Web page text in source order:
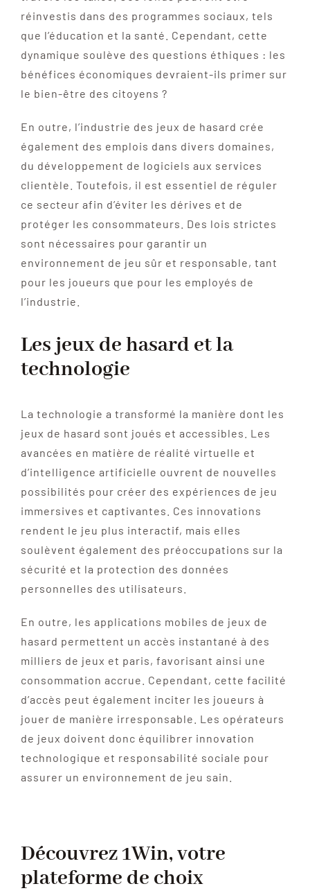
réinvestis dans des programmes sociaux, tels
que l’éducation et la santé. Cependant, cette
dynamique soulève des questions éthiques : les
bénéfices économiques devraient-ils primer sur
le bien-être des citoyens ?
En outre, l’industrie des jeux de hasard crée
également des emplois dans divers domaines,
du développement de logiciels aux services
clientèle. Toutefois, il est essentiel de réguler
ce secteur afin d’éviter les dérives et de
protéger les consommateurs. Des lois strictes
sont nécessaires pour garantir un
environnement de jeu sûr et responsable, tant
pour les joueurs que pour les employés de
l’industrie.
Les jeux de hasard et la
technologie
La technologie a transformé la manière dont les
jeux de hasard sont joués et accessibles. Les
avancées en matière de réalité virtuelle et
d’intelligence artificielle ouvrent de nouvelles
possibilités pour créer des expériences de jeu
immersives et captivantes. Ces innovations
rendent le jeu plus interactif, mais elles
soulèvent également des préoccupations sur la
sécurité et la protection des données
personnelles des utilisateurs.
En outre, les applications mobiles de jeux de
hasard permettent un accès instantané à des
milliers de jeux et paris, favorisant ainsi une
consommation accrue. Cependant, cette facilité
d’accès peut également inciter les joueurs à
jouer de manière irresponsable. Les opérateurs
de jeux doivent donc équilibrer innovation
technologique et responsabilité sociale pour
assurer un environnement de jeu sain.
Découvrez 1Win, votre
plateforme de choix